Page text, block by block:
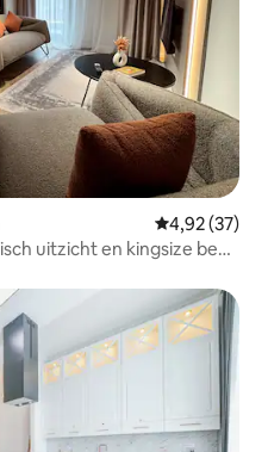
Gemiddelde
4,92 (37)
uitzicht en kingsize bed,